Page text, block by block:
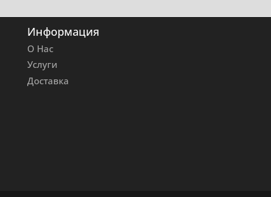
Информация
О Нас
Услуги
Доставка